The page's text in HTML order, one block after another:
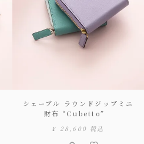
シェーブル ラウンドジップミニ
財布 “Cubetto”
¥ 28,600 税込